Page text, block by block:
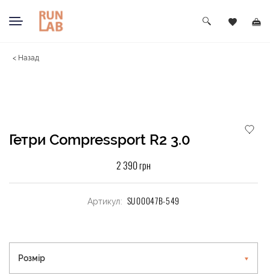
< Назад
Гетри Compressport R2 3.0
2 390 грн
Артикул: SU00047B-549
Розмір